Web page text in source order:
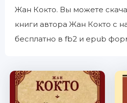
Жан Кокто. Вы можете
книги автора Жан Кокто с
бесплатно в fb2 и epub